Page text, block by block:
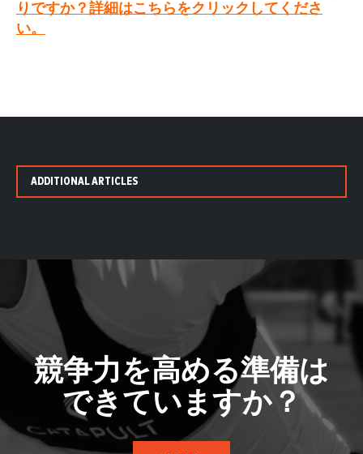
りですか？詳細はこちらをクリックしてくださ
い。
ADDITIONAL ARTICLES
競争力を高める準備は
できていますか？